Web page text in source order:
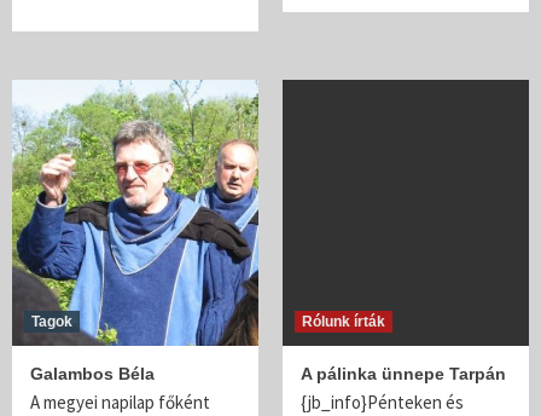
Tagok
Galambos Béla
A megyei napilap főként
Rólunk írták
A pálinka ünnepe Tarpán
{jb_info}Pénteken és